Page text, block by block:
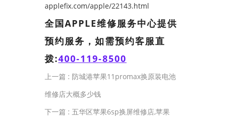
applefix.com/apple/22143.html
全国APPLE维修服务中心提供
预约服务，如需预约客服直
拨:400-119-8500
上一篇 : 防城港苹果11promax换原装电池
维修店大概多少钱
下一篇 : 五华区苹果6sp换屏维修店,苹果